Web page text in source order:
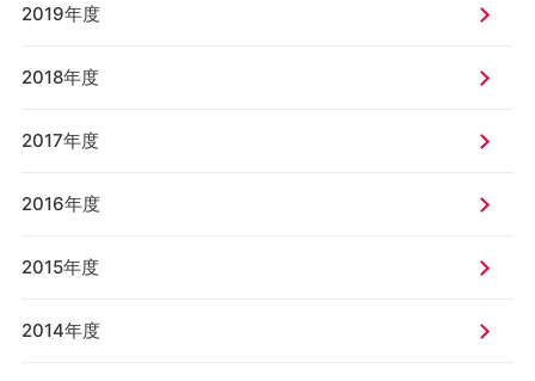
2019年度
2018年度
2017年度
2016年度
2015年度
2014年度